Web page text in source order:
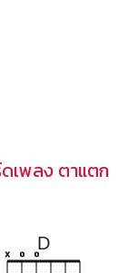
เพลง ตาแตก
D
x o o